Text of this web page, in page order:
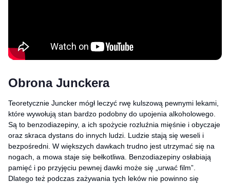
Obrona Junckera
Teoretycznie Juncker mógł leczyć rwę kulszową pewnymi lekami,
które wywołują stan bardzo podobny do upojenia alkoholowego.
Są to benzodiazepiny, a ich spożycie rozluźnia mięśnie i obyczaje
oraz skraca dystans do innych ludzi. Ludzie stają się weseli i
bezpośredni. W większych dawkach trudno jest utrzymać się na
nogach, a mowa staje się bełkotliwa. Benzodiazepiny osłabiają
pamięć i po przyjęciu pewnej dawki może się „urwać film”.
Dlatego też podczas zażywania tych leków nie powinno się